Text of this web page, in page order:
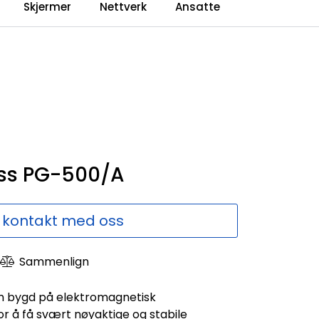
Sammenlign
0
Forhandlerweb
Skjermer Nettverk Ansatte
PG-500/A
kontakt med oss
Sammenlign
bygd på elektromagnetisk
å få svært nøyaktige og stabile